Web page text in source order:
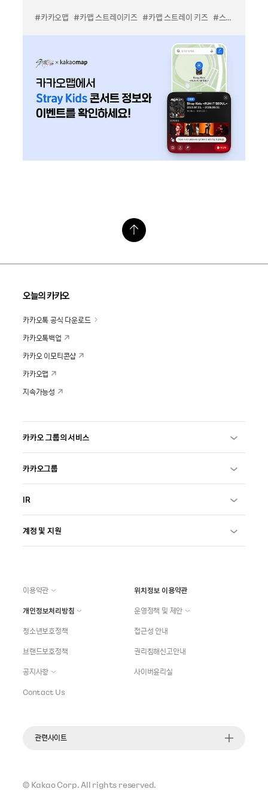
#카카오맵 #카맵 스트레이키즈 #카맵 스트레이 키즈 #스키즈 콘서트 지도
오늘의 카카오
카카오톡 공식 다운로드
카카오톡백업
카카오 이모티콘샵
카카오맵
지속가능성
카카오 그룹의 서비스
카카오그룹
IR
계정 및 지원
이용약관
위치정보 이용약관
개인정보처리방침
운영정책 및 제안
청소년보호정책
접근성 안내
브랜드보호정책
권리침해신고안내
공지사항
사이버윤리실
Contact Us
관련사이트
© Kakao Corp.All rights reserved.